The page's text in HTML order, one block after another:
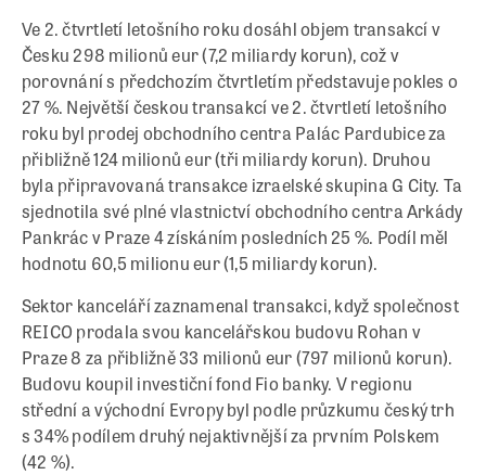
Ve 2. čtvrtletí letošního roku dosáhl objem transakcí v
Česku 298 milionů eur (7,2 miliardy korun), což v
porovnání s předchozím čtvrtletím představuje pokles o
27 %. Největší českou transakcí ve 2. čtvrtletí letošního
roku byl prodej obchodního centra Palác Pardubice za
přibližně 124 milionů eur (tři miliardy korun). Druhou
byla připravovaná transakce izraelské skupina G City. Ta
sjednotila své plné vlastnictví obchodního centra Arkády
Pankrác v Praze 4 získáním posledních 25 %. Podíl měl
hodnotu 60,5 milionu eur (1,5 miliardy korun).
Sektor kanceláří zaznamenal transakci, když společnost
REICO prodala svou kancelářskou budovu Rohan v
Praze 8 za přibližně 33 milionů eur (797 milionů korun).
Budovu koupil investiční fond Fio banky. V regionu
střední a východní Evropy byl podle průzkumu český trh
s 34% podílem druhý nejaktivnější za prvním Polskem
(42 %).